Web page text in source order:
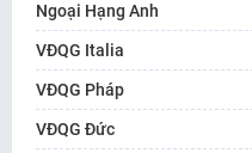
Ngoại Hạng Anh
VĐQG Italia
VĐQG Pháp
VĐQG Đức